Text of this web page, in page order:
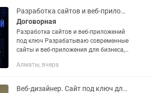
Разработка сайтов и веб-приложений Создание сайта под ключ
Договорная
Разработка сайтов и веб-приложений
под ключ Разрабатываю современные
сайты и веб-приложения для бизнеса,
React / TypeScript • JavaScript • Node /
Алматы, вчера
Веб-дизайнер. Сайт под ключ для бизнеса Figma, Tilda.